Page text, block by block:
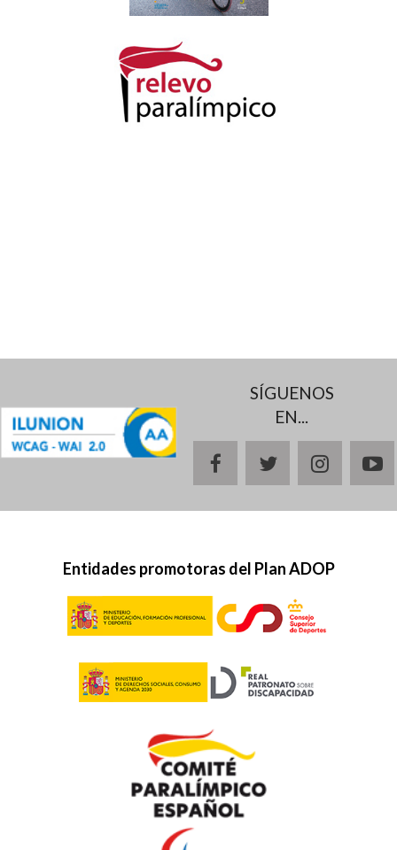
SÍGUENOS
EN...
facebooktwitter
Entidades promotoras del Plan ADOP